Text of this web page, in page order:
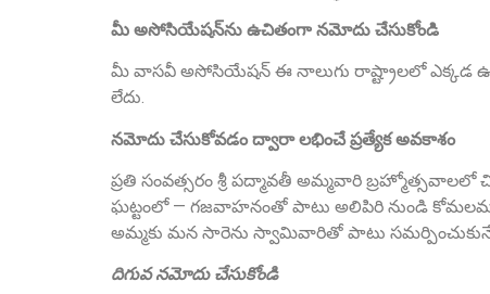
మీ అసోసియేషన్‌ను ఉచితంగా నమోదు చేసుకోండి
మీ వాసవీ అసోసియేషన్ ఈ నాలుగు రాష్ట్రాలలో ఎక్కడ
లేదు.
నమోదు చేసుకోవడం ద్వారా లభించే ప్రత్యేక అవకాశం
ప్రతి సంవత్సరం శ్రీ పద్మావతీ అమ్మవారి
ఘట్టంలో — గజవాహనంతో పాటు అలిపిరి నుండి కోమలమ్మ
అమ్మకు మన సారెను స్వామివారితో పాటు సమర్పించుకునే
దిగువ నమోదు చేసుకోండి